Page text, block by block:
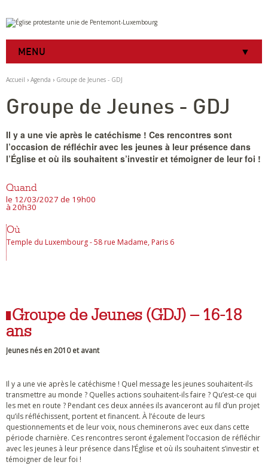
Aller
au
contenu.
à
navigation
Outils
personnels
MENU
Accueil › Agenda › Groupe de Jeunes - GDJ
Groupe de Jeunes - GDJ
Il y a une vie après le catéchisme ! Ces rencontres sont
l’occasion de réfléchir avec les jeunes à leur présence dans
l’Église et où ils souhaitent s’investir et témoigner de leur foi !
Quand
le 12/03/2027 de 19h00
à 20h30
Où
Temple du Luxembourg - 58 rue Madame, Paris 6
Groupe de Jeunes (GDJ) – 16-18
ans
Jeunes nés en 2010 et avant
Il y a une vie après le catéchisme ! Quel message les jeunes souhaitent-ils
transmettre au monde ? Quelles actions souhaitent-ils faire ? Qu’est-ce qui
les met en route ? Pendant ces deux années ils avanceront au fil d’un projet
qu’ils réfléchissent, portent et financent. À l’écoute de leurs
questionnements et de leur voix, nous cheminerons avec eux dans cette
période charnière. Ces rencontres seront également l’occasion de réfléchir
avec les jeunes à leur présence dans l’Église et où ils souhaitent s’investir et
témoigner de leur foi !